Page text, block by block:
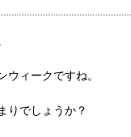
ウィークですね。
りでしょうか？